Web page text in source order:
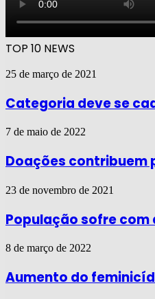
TOP 10 NEWS
25 de março de 2021
Categoria deve se
7 de maio de 2022
Doações contribuem
23 de novembro de 2021
População sofre
8 de março de 2022
Aumento do